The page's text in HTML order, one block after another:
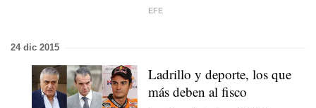
EFE
24 dic 2015
Ladrillo y deporte, los que
más deben al fisco